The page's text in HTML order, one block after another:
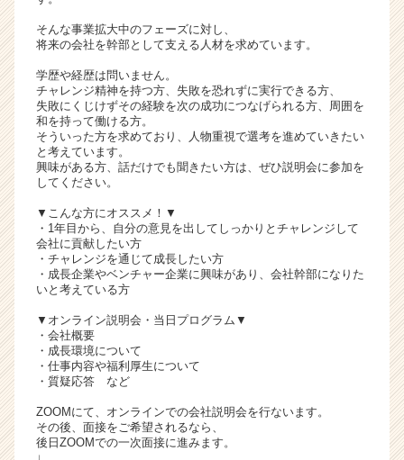
e
r
C
a
r
e
そんな事業拡大中のフェーズに対し、
将来の会社を幹部として支える人材を求めています。
学歴や経歴は問いません。
チャレンジ精神を持つ方、失敗を恐れずに実行できる方、
失敗にくじけずその経験を次の成功につなげられる方、周囲を
和を持って働ける方。
そういった方を求めており、人物重視で選考を進めていきたい
と考えています。
興味がある方、話だけでも聞きたい方は、ぜひ説明会に参加を
してください。
▼こんな方にオススメ！▼
・1年目から、自分の意見を出してしっかりとチャレンジして
会社に貢献したい方
・チャレンジを通じて成長したい方
・成長企業やベンチャー企業に興味があり、会社幹部になりた
いと考えている方
▼オンライン説明会・当日プログラム▼
・会社概要
・成長環境について
・仕事内容や福利厚生について
・質疑応答 など
ZOOMにて、オンラインでの会社説明会を行ないます。
その後、面接をご希望されるなら、
後日ZOOMでの一次面接に進みます。